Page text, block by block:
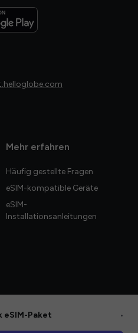
Mehr erfahren
Häufig gestellte Fragen
eSIM-kompatible Geräte
eSIM-
Installationsanleitungen
eSIM-Paket •